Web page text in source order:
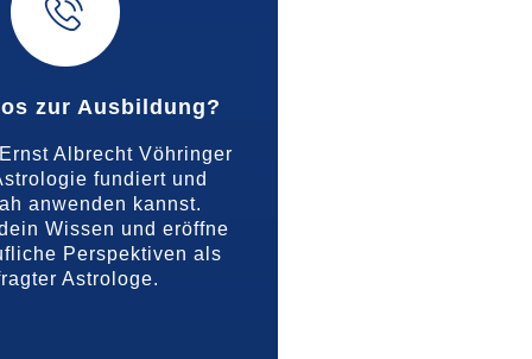
zur Ausbildung?
Albrecht Vöhringer
fundiert und
anwenden kannst.
Wissen und eröffne
Perspektiven als
Astrologe.